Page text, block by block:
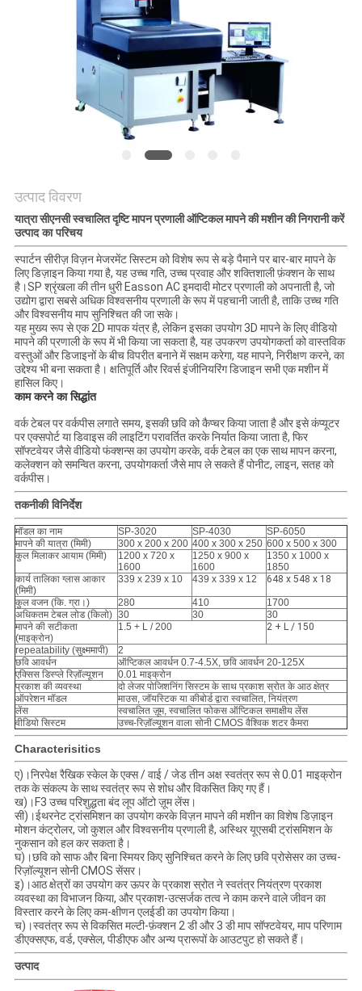
PRIVACY
POLICY
उत्पाद विवरण
यात्रा सीएनसी स्वचालित दृष्टि मापन प्रणाली ऑप्टिकल मापने की मशीन की निगरानी करें
उत्पाद का परिचय
स्पार्टन सीरीज़ विज़न मेजरमेंट सिस्टम को विशेष रूप से बड़े पैमाने पर बार-बार मापने के
लिए डिज़ाइन किया गया है, यह उच्च गति, उच्च प्रवाह और शक्तिशाली फ़ंक्शन के साथ
है।SP श्रृंखला की तीन धुरी Easson AC इमदादी मोटर प्रणाली को अपनाती है, जो
उद्योग द्वारा सबसे अधिक विश्वसनीय प्रणाली के रूप में पहचानी जाती है, ताकि उच्च गति
और विश्वसनीय माप सुनिश्चित की जा सके।
यह मुख्य रूप से एक 2D मापक यंत्र है, लेकिन इसका उपयोग 3D मापने के लिए वीडियो
मापने की प्रणाली के रूप में भी किया जा सकता है, यह उपकरण उपयोगकर्ता को वास्तविक
वस्तुओं और डिजाइनों के बीच विपरीत बनाने में सक्षम करेगा, यह मापने, निरीक्षण करने, का
उद्देश्य भी बना सकता है। क्षतिपूर्ति और रिवर्स इंजीनियरिंग डिजाइन सभी एक मशीन में
हासिल किए।
काम करने का सिद्धांत
वर्क टेबल पर वर्कपीस लगाते समय, इसकी छवि को कैप्चर किया जाता है और इसे कंप्यूटर
पर एक्सपोर्ट या डिवाइस की लाइटिंग परावर्तित करके निर्यात किया जाता है, फिर
सॉफ्टवेयर जैसे वीडियो फंक्शन्स का उपयोग करके, वर्क टेबल का एक साथ मापन करना,
कलेक्शन को समन्वित करना, उपयोगकर्ता जैसे माप ले सकते हैं पोनीट, लाइन, सतह को
वर्कपीस।
तकनीकी विनिर्देश
मॉडल का नाम SP-3020 SP-4030
SP-6050
मापने की यात्रा (मिमी)
300 x 200 x 200 400 x 300 x 250 600 x 500 x 300
कुल मिलाकर आयाम (मिमी)
1200 x 720 x
1600
1250 x 900 x
1600
1350 x 1000 x
1850
कार्य तालिका ग्लास आकार
(मिमी)
339 x 239 x 10 439 x 339 x 12 648 x 548 x 18
कुल वजन (कि. ग्रा।) 280 410
1700
अधिकतम टेबल लोड (किलो) 30 30
30
मापने की सटीकता
(माइक्रोन)
1.5 + L / 200 2 + L / 150
repeatability (सुक्ष्ममापी)
2
छवि आवर्धन
ऑप्टिकल आवर्धन 0.7-4.5X, छवि आवर्धन 20-125X
एक्सिस डिस्प्ले रिज़ॉल्यूशन
0.01 माइक्रोन
प्रकाश की व्यवस्था
दो लेजर पोजिशनिंग सिस्टम के साथ प्रकाश स्रोत के आठ क्षेत्र
ऑपरेशन मॉडल
माउस, जॉयस्टिक या कीबोर्ड द्वारा स्वचालित, नियंत्रण
लेंस
स्वचालित ज़ूम, स्वचालित फोकस ऑप्टिकल समाक्षीय लेंस
वीडियो सिस्टम
उच्च-रिज़ॉल्यूशन वाला सोनी CMOS वैश्विक शटर कैमरा
Characterisitics
ए)।निरपेक्ष रैखिक स्केल के एक्स / वाई / जेड तीन अक्ष स्वतंत्र रूप से 0.01 माइक्रोन
तक के संकल्प के साथ स्वतंत्र रूप से शोध और विकसित किए गए हैं।
ख)।F3 उच्च परिशुद्धता बंद लूप ऑटो ज़ूम लेंस।
सी)।ईथरनेट ट्रांसमिशन का उपयोग करके विज़न मापने की मशीन का विशेष डिज़ाइन
मोशन कंट्रोलर, जो कुशल और विश्वसनीय प्रणाली है, अस्थिर यूएसबी ट्रांसमिशन के
नुकसान को हल कर सकता है।
घ)।छवि को साफ और बिना स्मियर किए सुनिश्चित करने के लिए छवि प्रोसेसर का उच्च-
रिज़ॉल्यूशन सोनी CMOS सेंसर।
इ)।आठ क्षेत्रों का उपयोग कर ऊपर के प्रकाश स्रोत ने स्वतंत्र नियंत्रण प्रकाश
व्यवस्था का विभाजन किया, और प्रकाश-उत्सर्जक तत्व ने काम करने वाले जीवन का
विस्तार करने के लिए कम-क्षीणन एलईडी का उपयोग किया।
च)।स्वतंत्र रूप से विकसित मल्टी-फ़ंक्शन 2 डी और 3 डी माप सॉफ्टवेयर, माप परिणाम
डीएक्सएफ, वर्ड, एक्सेल, पीडीएफ और अन्य प्रारूपों के आउटपुट हो सकते हैं।
उत्पाद